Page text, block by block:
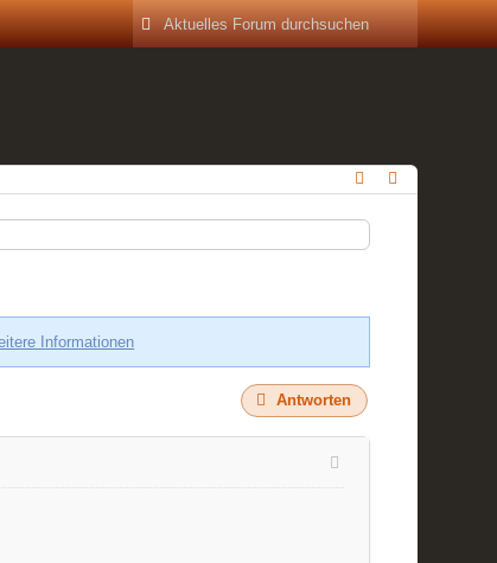
Informationen
Antworten